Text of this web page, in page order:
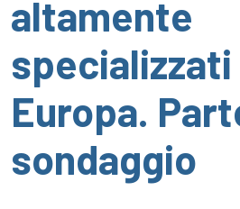
altamente
specializzati
Europa.
sondaggio